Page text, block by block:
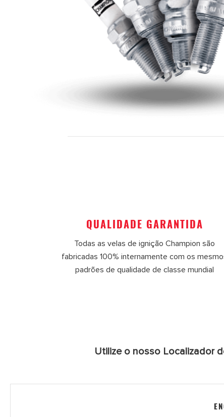
QUALIDADE GARANTIDA
Todas as velas de ignição Champion são
fabricadas 100% internamente com os
padrões de qualidade de classe mundial
Utilize o nosso Localizador